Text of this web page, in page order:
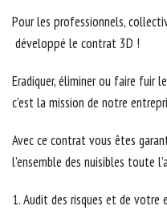
Pour les professionnels,
développé le contrat 3D !
Eradiquer, éliminer ou faire fuir
c’est la mission de notre
Avec ce contrat vous êtes
l’ensemble des nuisibles toute
1. Audit des risques et de votre